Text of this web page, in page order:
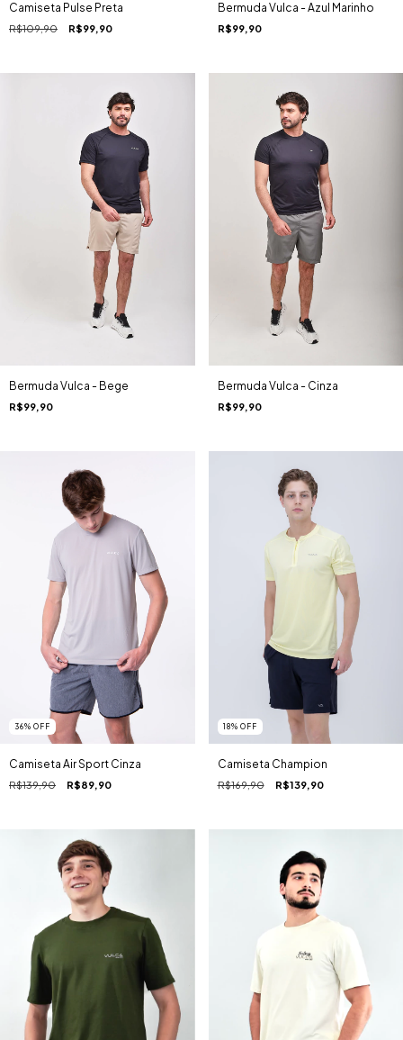
Camiseta Pulse Preta
R$109,90 R$99,90
Bermuda Vulca - Azul Marinho
R$99,90
Bermuda Vulca - Bege
R$99,90
Bermuda Vulca - Cinza
R$99,90
36% OFF
Camiseta Air Sport Cinza
R$139,90 R$89,90
18% OFF
Camiseta Champion
R$169,90 R$139,90